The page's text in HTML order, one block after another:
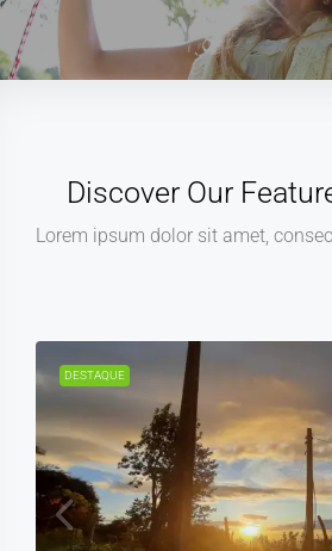
Discover Our
Lorem ipsum dolor sit amet,
DESTAQUE